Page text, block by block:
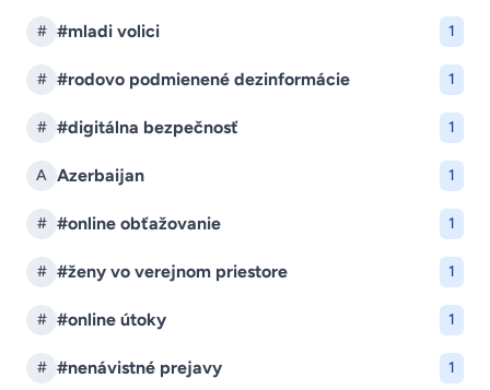
# #mladi volici 1
# #rodovo podmienené dezinformácie 1
# #digitálna bezpečnosť 1
A Azerbaijan 1
# #online obťažovanie 1
# #ženy vo verejnom priestore 1
# #online útoky 1
# #nenávistné prejavy 1